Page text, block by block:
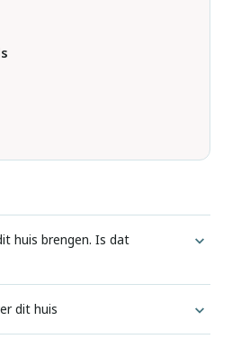
huis brengen. Is dat
we aan hoeveel honden
dit huis